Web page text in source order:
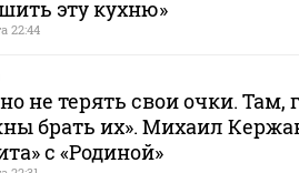
эту кухню»
22:44
не терять свои очки. Там,
брать их». Михаил
с «Родиной»